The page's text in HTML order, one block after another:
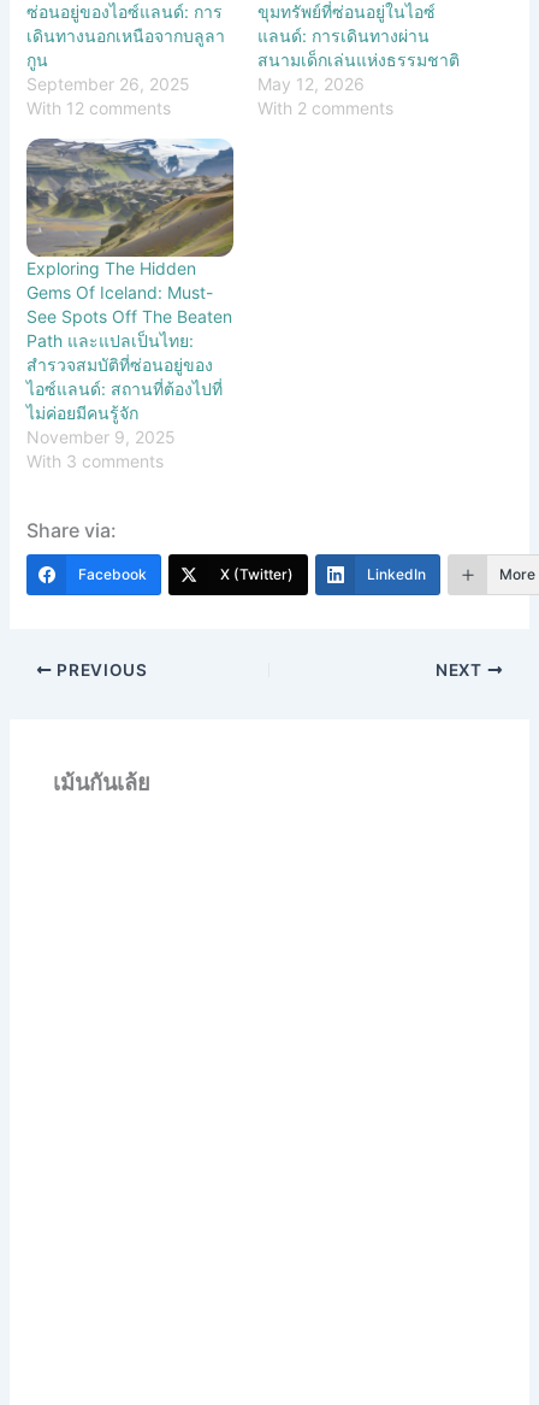
ซ่อนอยู่ของไอซ์แลนด์: การ
เดินทางนอกเหนือจากบลูลา
กูน
September 26, 2025
With 12 comments
ขุมทรัพย์ที่ซ่อนอยู่ในไอซ์
แลนด์: การเดินทางผ่าน
สนามเด็กเล่นแห่งธรรมชาติ
May 12, 2026
With 2 comments
Exploring The Hidden
Gems Of Iceland: Must-
See Spots Off The Beaten
Path และแปลเป็นไทย:
สำรวจสมบัติที่ซ่อนอยู่ของ
ไอซ์แลนด์: สถานที่ต้องไปที่
ไม่ค่อยมีคนรู้จัก
November 9, 2025
With 3 comments
Share via:
Facebook X (Twitter) LinkedIn More
PREVIOUS NEXT
เม้นกันเล้ย